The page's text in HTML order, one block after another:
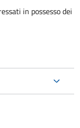
in possesso dei